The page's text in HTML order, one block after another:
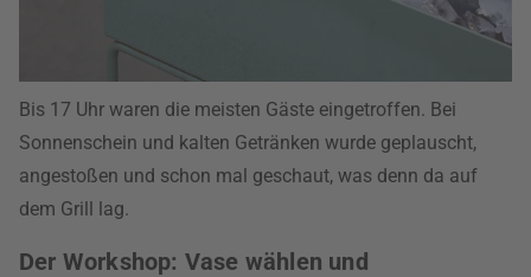
Bis 17 Uhr waren die meisten Gäste eingetroffen. Bei
Sonnenschein und kalten Getränken wurde geplauscht,
angestoßen und schon mal geschaut, was denn da auf
dem Grill lag.
Der Workshop: Vase wählen und